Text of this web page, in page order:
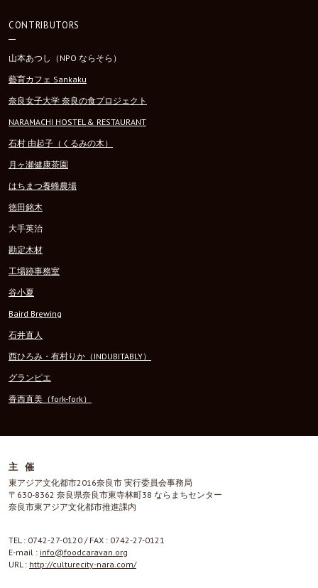
CONTRIBUTORS
山本あつし（NPO ならそら）
藝育カフェ Sankaku
奈良女子大学 奈良の食プロジェクト
NARAMACHI HOSTEL & RESTAURANT
石村 由起子（くるみの木）
月ヶ瀬健康茶園
はちまつ養蜂農場
徳田銘木
大手英治
勘定木材
工場跡事務室
谷小夏
Baird Brewing
石井直人
西ひろみ・有村りか（INDUBITABLY）
グランピエ
香西直美（fork-fork）
主催
東アジア文化都市2016奈良市 実行委員会事務局
〒630-8362 奈良県奈良市東寺林町38 ならまちセンター
奈良市東アジア文化都市推進課内
TEL : 0742-27-0120 / FAX : 0742-27-0121
E-mail : info@foodcaravan.org
URL : http://culturecity-nara.com/